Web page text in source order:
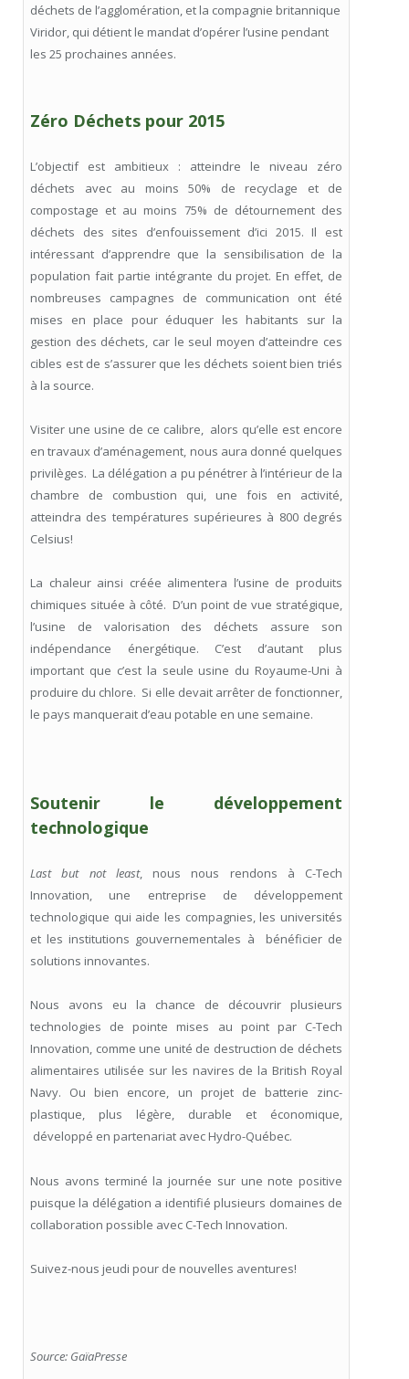
déchets de l’agglomération, et la compagnie britannique
Viridor, qui détient le mandat d’opérer l’usine pendant
les 25 prochaines années.
Zéro Déchets pour 2015
L’objectif est ambitieux : atteindre le niveau zéro
déchets avec au moins 50% de recyclage et de
compostage et au moins 75% de détournement des
déchets des sites d’enfouissement d’ici 2015. Il est
intéressant d’apprendre que la sensibilisation de la
population fait partie intégrante du projet. En effet, de
nombreuses campagnes de communication ont été
mises en place pour éduquer les habitants sur la
gestion des déchets, car le seul moyen d’atteindre ces
cibles est de s’assurer que les déchets soient bien triés
à la source.
Visiter une usine de ce calibre, alors qu’elle est encore
en travaux d’aménagement, nous aura donné quelques
privilèges. La délégation a pu pénétrer à l’intérieur de la
chambre de combustion qui, une fois en activité,
atteindra des températures supérieures à 800 degrés
Celsius!
La chaleur ainsi créée alimentera l’usine de produits
chimiques située à côté. D’un point de vue stratégique,
l’usine de valorisation des déchets assure son
indépendance énergétique. C’est d’autant plus
important que c’est la seule usine du Royaume-Uni à
produire du chlore. Si elle devait arrêter de fonctionner,
le pays manquerait d’eau potable en une semaine.
Soutenir le développement
technologique
Last but not least, nous nous rendons à C-Tech
Innovation, une entreprise de développement
technologique qui aide les compagnies, les universités
et les institutions gouvernementales à bénéficier de
solutions innovantes.
Nous avons eu la chance de découvrir plusieurs
technologies de pointe mises au point par C-Tech
Innovation, comme une unité de destruction de déchets
alimentaires utilisée sur les navires de la British Royal
Navy. Ou bien encore, un projet de batterie zinc-
plastique, plus légère, durable et économique,
développé en partenariat avec Hydro-Québec.
Nous avons terminé la journée sur une note positive
puisque la délégation a identifié plusieurs domaines de
collaboration possible avec C-Tech Innovation.
Suivez-nous jeudi pour de nouvelles aventures!
Source: GaïaPresse